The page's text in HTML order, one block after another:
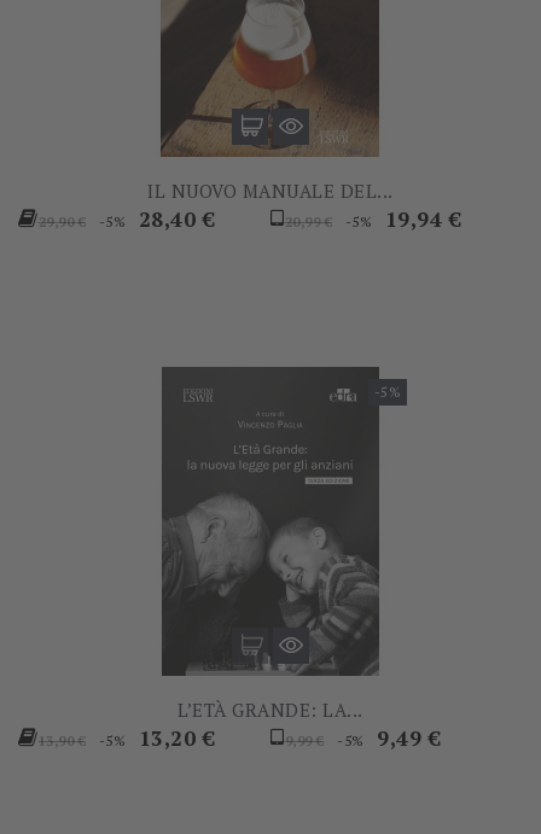
IL NUOVO MANUALE DEL...
Prezzo
29,90 € -5% Prezzo
28,40 €
Prezzo
20,99 € -5% Prezzo
19,94 €
-5%
L’ETÀ GRANDE: LA...
Prezzo
13,90 € -5% Prezzo
13,20 €
Prezzo
9,99 € -5% Prezzo
9,49 €